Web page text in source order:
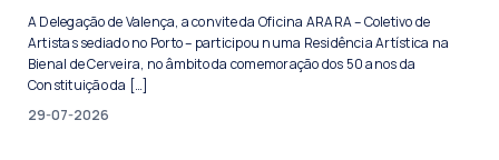
A Delegação de Valença, a convite da Oficina ARARA – Coletivo de
Artistas sediado no Porto – participou numa Residência Artística na
Bienal de Cerveira, no âmbito da comemoração dos 50 anos da
Constituição da […]
29-07-2026